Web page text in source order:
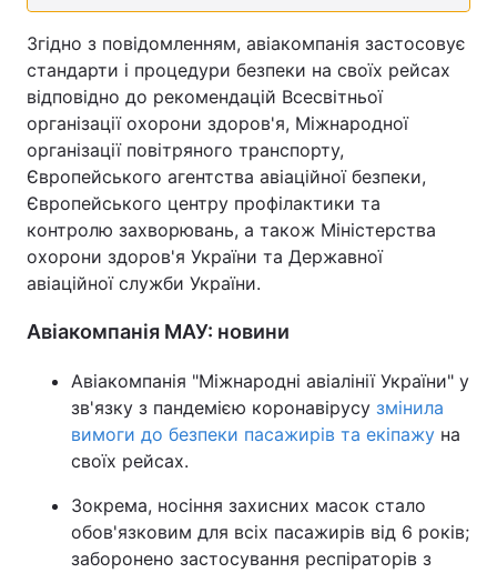
Тема оформлення
Згідно з повідомленням, авіакомпанія застосовує
стандарти і процедури безпеки на своїх рейсах
відповідно до рекомендацій Всесвітньої
організації охорони здоров'я, Міжнародної
організації повітряного транспорту,
Європейського агентства авіаційної безпеки,
Європейського центру профілактики та
контролю захворювань, а також Міністерства
охорони здоров'я України та Державної
авіаційної служби України.
Авіакомпанія МАУ: новини
Авіакомпанія "Міжнародні авіалінії України" у
зв'язку з пандемією коронавірусу змінила
вимоги до безпеки пасажирів та екіпажу на
своїх рейсах.
Зокрема, носіння захисних масок стало
обов'язковим для всіх пасажирів від 6 років;
заборонено застосування респіраторів з